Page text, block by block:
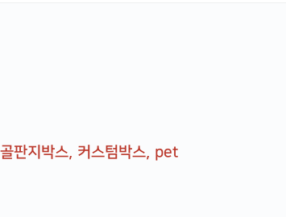
판지박스, 커스텀박스, pet